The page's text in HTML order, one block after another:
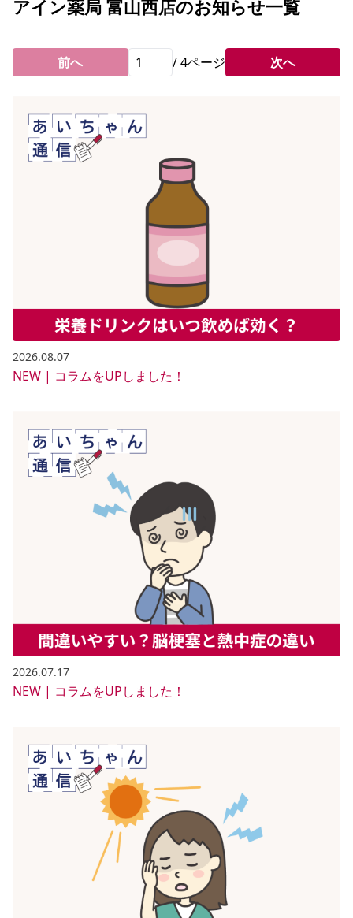
アイン薬局 富山西店のお知らせ一覧
前へ /4ページ 次へ
2026.08.07
NEW | コラムをUPしました！
2026.07.17
NEW | コラムをUPしました！